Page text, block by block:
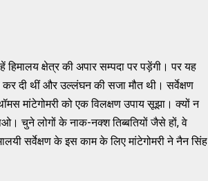
क्षेत्र की अपार सम्पदा पर पड़ेंगी। पर यह
दी थीं और उल्लंघन की सजा मौत थी। सर्वेक्षण
मांटेगोमरी को एक विलक्षण उपाय सूझा। क्यों न
चुने लोगों के नाक-नक्श तिब्बतियों जैसे हों, वे
सर्वेक्षण के इस काम के लिए मांटेगोमरी ने नैन सिंह